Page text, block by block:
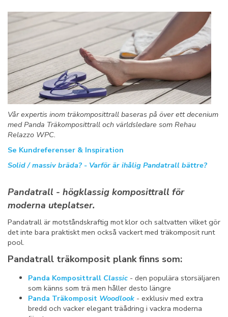
Vår expertis inom träkomposittrall baseras på över ett decenium
med Panda Träkomposittrall och världsledare som Rehau
Relazzo WPC.
Se Kundreferenser & Inspiration
Solid / massiv bräda? - Varför är ihålig Pandatrall bättre?
Pandatrall - högklassig komposittrall för
moderna uteplatser.
Pandatrall är motståndskraftig mot klor och saltvatten vilket gör
det inte bara praktiskt men också vackert med träkomposit runt
pool.
Pandatrall träkomposit plank finns som:
Panda Komposittrall Classic - den populära storsäljaren
som känns som trä men håller desto längre
Panda Träkomposit Woodlook - exklusiv med extra
bredd och vacker elegant träådring i vackra moderna